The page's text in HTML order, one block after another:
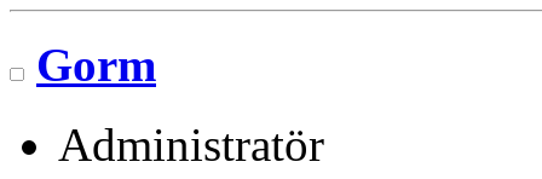
Gorm
Administratör